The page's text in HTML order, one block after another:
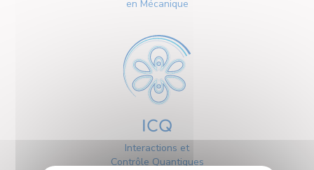
en Mécanique
ICQ
Interactions et
Contrôle Quantiques